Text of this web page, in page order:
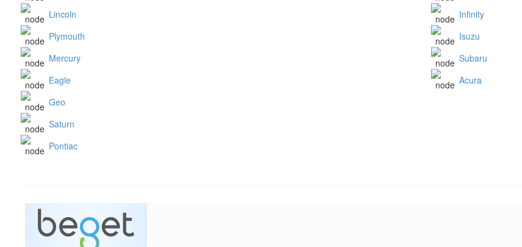
Lincoln
Plymouth
Mercury
Eagle
Geo
Saturn
Pontiac
Infinity
Isuzu
Subaru
Acura